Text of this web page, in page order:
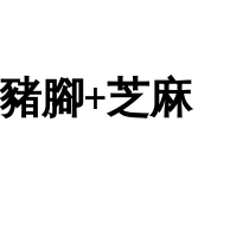
腳+芝麻